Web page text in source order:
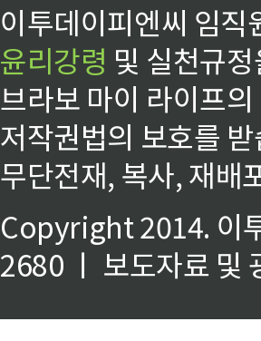
이투데이피엔씨 임
윤리강령 및 실천규
브라보 마이 라이프
저작권법의 보호를
무단전재, 복사, 재배
Copyright 2014. 이
2680 ㅣ 보도자료